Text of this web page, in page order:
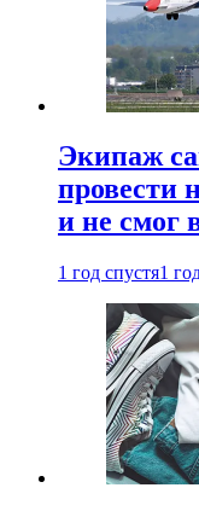
Экипаж
провести
и не смог
1 год спустя1